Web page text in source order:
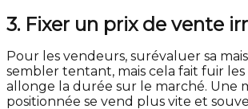
3. Fixer un prix de vente
Pour les vendeurs, surévaluer sa
sembler tentant, mais cela fait fuir
allonge la durée sur le marché. Une
positionnée se vend plus vite et